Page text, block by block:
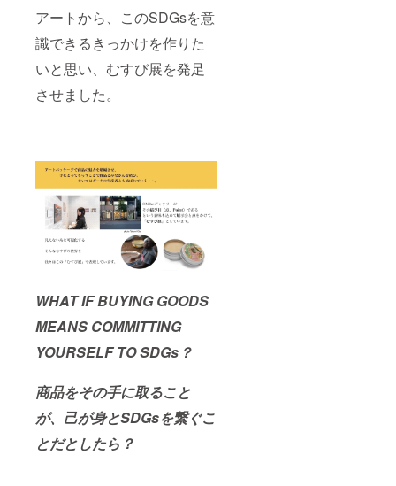
アートから、このSDGsを意
識できるきっかけを作りた
いと思い、むすび展を発足
させました。
WHAT IF BUYING GOODS
MEANS COMMITTING
YOURSELF TO SDGs？
商品をその手に取ること
が、己が身とSDGsを繋ぐこ
とだとしたら？